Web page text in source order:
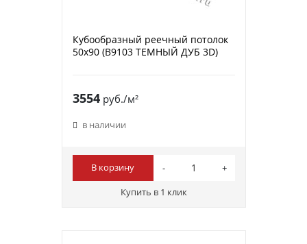
Кубообразный реечный потолок
50х90 (B9103 ТЕМНЫЙ ДУБ 3D)
3554руб./м²
в наличии
В корзину
Купить в 1 клик